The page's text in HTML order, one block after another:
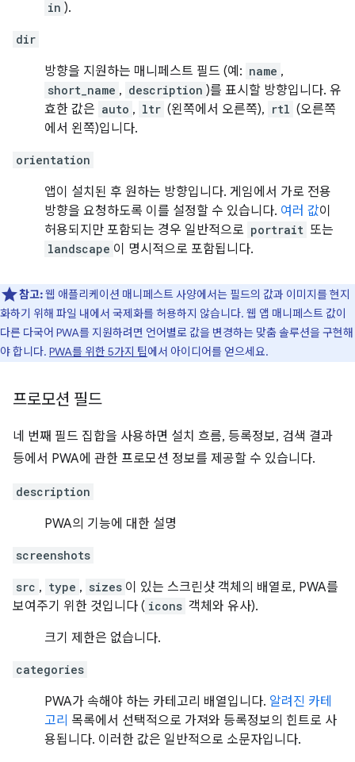
in ).
dir
방향을 지원하는 매니페스트 필드 (예: name ,
short_name , description )를 표시할 방향입니다. 유
효한 값은 auto , ltr (왼쪽에서 오른쪽), rtl (오른쪽
에서 왼쪽)입니다.
orientation
앱이 설치된 후 원하는 방향입니다. 게임에서 가로 전용
방향을 요청하도록 이를 설정할 수 있습니다. 여러 값이
허용되지만 포함되는 경우 일반적으로 portrait 또는
landscape 이 명시적으로 포함됩니다.
참고:웹 애플리케이션 매니페스트 사양에서는 필드의 값과 이미지를 현지
화하기 위해 파일 내에서 국제화를 허용하지 않습니다. 웹 앱 매니페스트 값이
다른 다국어 PWA를 지원하려면 언어별로 값을 변경하는 맞춤 솔루션을 구현해
야 합니다. PWA를 위한 5가지 팁에서 아이디어를 얻으세요.
프로모션 필드
네 번째 필드 집합을 사용하면 설치 흐름, 등록정보, 검색 결과
등에서 PWA에 관한 프로모션 정보를 제공할 수 있습니다.
description
PWA의 기능에 대한 설명
screenshots
src , type , sizes 이 있는 스크린샷 객체의 배열로, PWA를
보여주기 위한 것입니다 ( icons 객체와 유사).
크기 제한은 없습니다.
categories
PWA가 속해야 하는 카테고리 배열입니다. 알려진 카테
고리 목록에서 선택적으로 가져와 등록정보의 힌트로 사
용됩니다. 이러한 값은 일반적으로 소문자입니다.